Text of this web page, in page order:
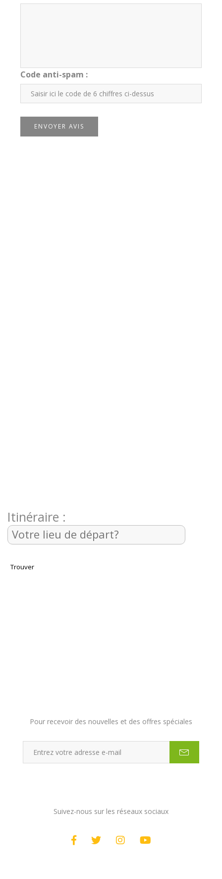
Code anti-spam :
ENVOYER AVIS
Itinéraire :
Pour recevoir des nouvelles et des offres spéciales
Suivez-nous sur les réseaux sociaux